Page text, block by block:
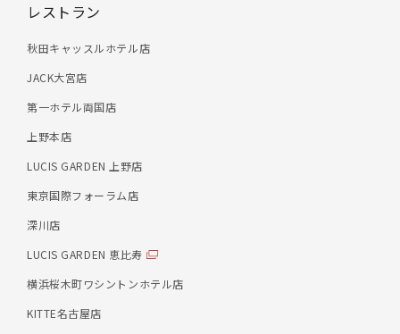
レストラン
秋田キャッスルホテル店
JACK大宮店
第一ホテル両国店
上野本店
LUCIS GARDEN 上野店
東京国際フォーラム店
深川店
LUCIS GARDEN 恵比寿
横浜桜木町ワシントンホテル店
KITTE名古屋店